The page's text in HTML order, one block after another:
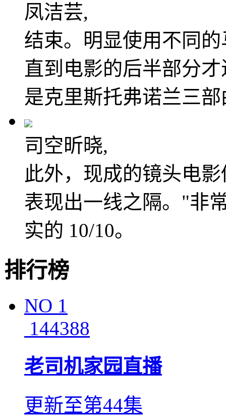
凤洁芸,
结束。明显使用不同
直到电影的后半部分
是克里斯托弗诺兰三
司空昕晓,
此外，现成的镜头电
表现出一线之隔。"非
实的 10/10。
排行榜
NO 1
144388
老司机家园直播
更新至第44集